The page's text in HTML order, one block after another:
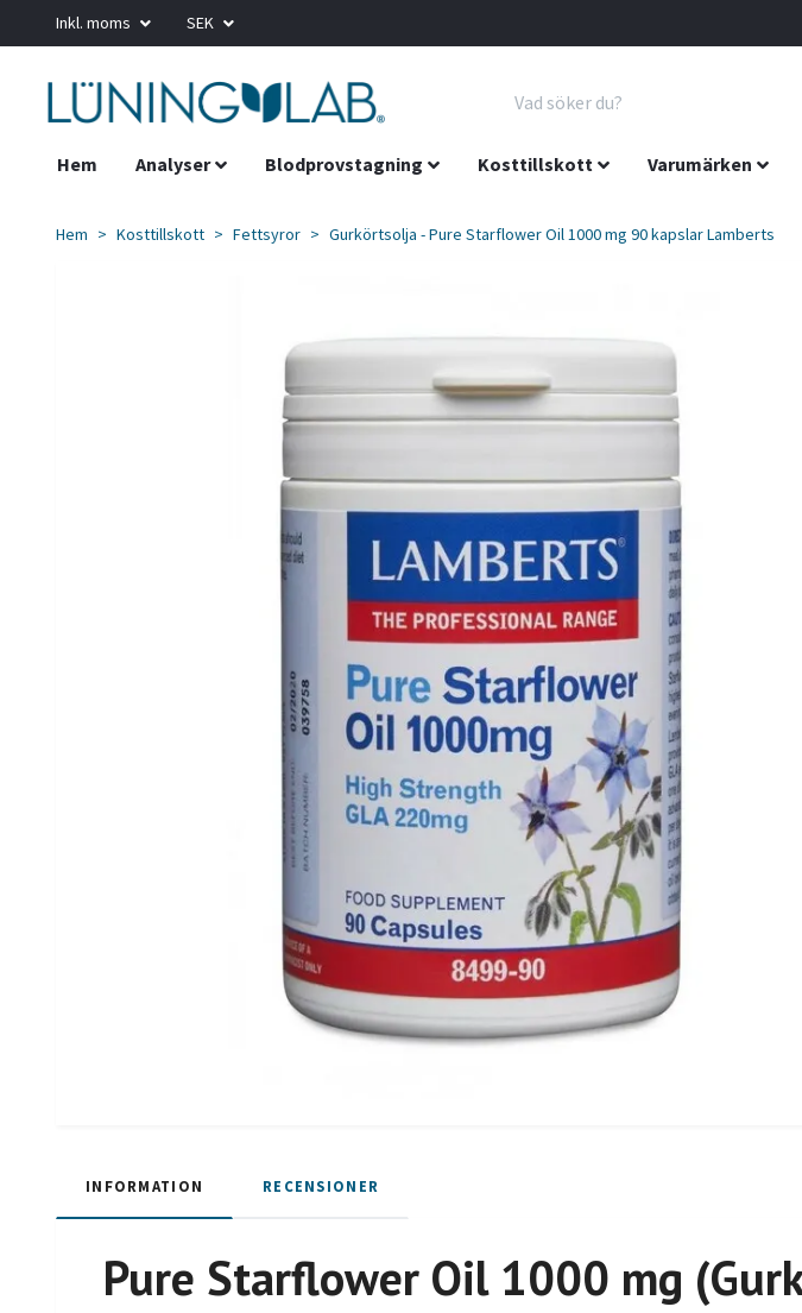
Inkl. moms SEK
Hem Analyser Blodprovstagning Kosttillskott Varumärken
Hem Kosttillskott Fettsyror Gurkörtsolja - Pure Starflower Oil 1000 mg 90 kapslar Lamberts
INFORMATION RECENSIONER
Pure Starflower Oil 1000 mg